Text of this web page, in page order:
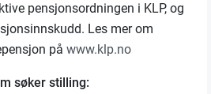
pensjonsordningen i KLP, og
Les mer om
påwww.klp.no
søker stilling: